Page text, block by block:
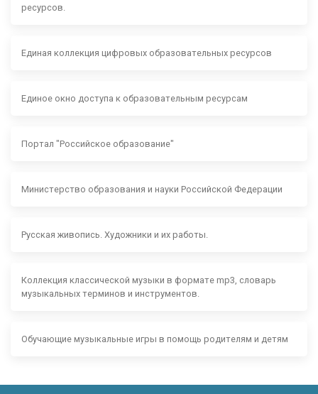
ресурсов.
Единая коллекция цифровых образовательных ресурсов
Единое окно доступа к образовательным ресурсам
Портал "Российское образование"
Министерство образования и науки Российской Федерации
Русская живопись. Художники и их работы.
Коллекция классической музыки в формате mp3, словарь
музыкальных терминов и инструментов.
Обучающие музыкальные игры в помощь родителям и детям